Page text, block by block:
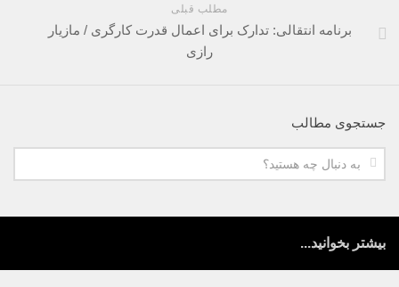
مطلب قبلی
برنامه انتقالی: تدارک برای اعمال قدرت کارگری / مازیار
رازی
جستجوی مطالب
بیشتر بخوانید...